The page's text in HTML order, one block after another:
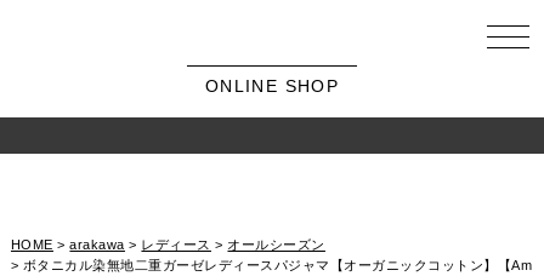
ONLINE SHOP
HOME arakawa レディース
オールシーズン
ボタニカル染無地二重ガーゼレディースパジャマ【オーガニックコットン】【Am